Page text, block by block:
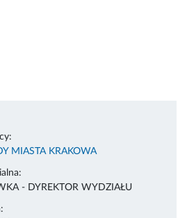
MIASTA KRAKOWA
- DYREKTOR WYDZIAŁU